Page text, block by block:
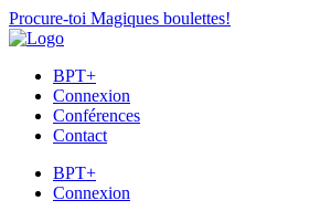
Procure-toi Magiques boulettes!
BPT+
Connexion
Conférences
Contact
BPT+
Connexion